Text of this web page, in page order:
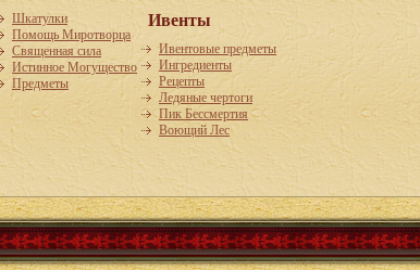
Шкатулки
Помощь Миротворца
Священная сила
Истинное Могущество
Предметы
Ивенты
Ивентовые предметы
Ингредиенты
Рецепты
Ледяные чертоги
Пик Бессмертия
Воющий Лес